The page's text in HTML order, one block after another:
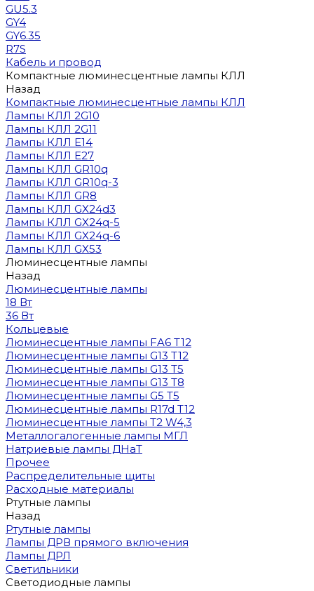
GU5.3
GY4
GY6.35
R7S
Кабель и провод
Компактные люминесцентные лампы КЛЛ
Назад
Компактные люминесцентные лампы КЛЛ
Лампы КЛЛ 2G10
Лампы КЛЛ 2G11
Лампы КЛЛ E14
Лампы КЛЛ E27
Лампы КЛЛ GR10q
Лампы КЛЛ GR10q-3
Лампы КЛЛ GR8
Лампы КЛЛ GX24d3
Лампы КЛЛ GX24q-5
Лампы КЛЛ GX24q-6
Лампы КЛЛ GX53
Люминесцентные лампы
Назад
Люминесцентные лампы
18 Вт
36 Вт
Кольцевые
Люминесцентные лампы FA6 T12
Люминесцентные лампы G13 T12
Люминесцентные лампы G13 T5
Люминесцентные лампы G13 T8
Люминесцентные лампы G5 T5
Люминесцентные лампы R17d T12
Люминесцентные лампы T2 W4,3
Металлогалогенные лампы МГЛ
Натриевые лампы ДНаТ
Прочее
Распределительные щиты
Расходные материалы
Ртутные лампы
Назад
Ртутные лампы
Лампы ДРВ прямого включения
Лампы ДРЛ
Светильники
Светодиодные лампы